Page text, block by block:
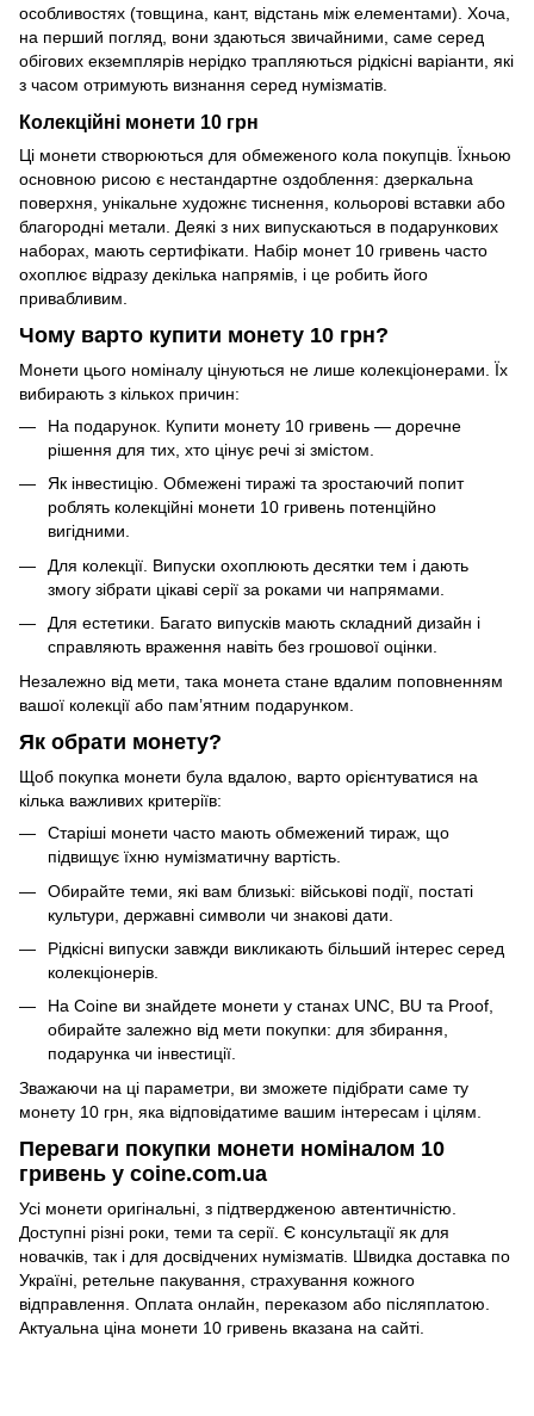
особливостях (товщина, кант, відстань між елементами). Хоча,
на перший погляд, вони здаються звичайними, саме серед
обігових екземплярів нерідко трапляються рідкісні варіанти, які
з часом отримують визнання серед нумізматів.
Колекційні монети 10 грн
Ці монети створюються для обмеженого кола покупців. Їхньою
основною рисою є нестандартне оздоблення: дзеркальна
поверхня, унікальне художнє тиснення, кольорові вставки або
благородні метали. Деякі з них випускаються в подарункових
наборах, мають сертифікати. Набір монет 10 гривень часто
охоплює відразу декілька напрямів, і це робить його
привабливим.
Чому варто купити монету 10 грн?
Монети цього номіналу цінуються не лише колекціонерами. Їх
вибирають з кількох причин:
На подарунок. Купити монету 10 гривень — доречне
рішення для тих, хто цінує речі зі змістом.
Як інвестицію. Обмежені тиражі та зростаючий попит
роблять колекційні монети 10 гривень потенційно
вигідними.
Для колекції. Випуски охоплюють десятки тем і дають
змогу зібрати цікаві серії за роками чи напрямами.
Для естетики. Багато випусків мають складний дизайн і
справляють враження навіть без грошової оцінки.
Незалежно від мети, така монета стане вдалим поповненням
вашої колекції або пам’ятним подарунком.
Як обрати монету?
Щоб покупка монети була вдалою, варто орієнтуватися на
кілька важливих критеріїв:
Старіші монети часто мають обмежений тираж, що
підвищує їхню нумізматичну вартість.
Обирайте теми, які вам близькі: військові події, постаті
культури, державні символи чи знакові дати.
Рідкісні випуски завжди викликають більший інтерес серед
колекціонерів.
На Coine ви знайдете монети у станах UNC, BU та Proof,
обирайте залежно від мети покупки: для збирання,
подарунка чи інвестиції.
Зважаючи на ці параметри, ви зможете підібрати саме ту
монету 10 грн, яка відповідатиме вашим інтересам і цілям.
Переваги покупки монети номіналом 10
гривень у coine.com.ua
Усі монети оригінальні, з підтвердженою автентичністю.
Доступні різні роки, теми та серії. Є консультації як для
новачків, так і для досвідчених нумізматів. Швидка доставка по
Україні, ретельне пакування, страхування кожного
відправлення. Оплата онлайн, переказом або післяплатою.
Актуальна ціна монети 10 гривень вказана на сайті.